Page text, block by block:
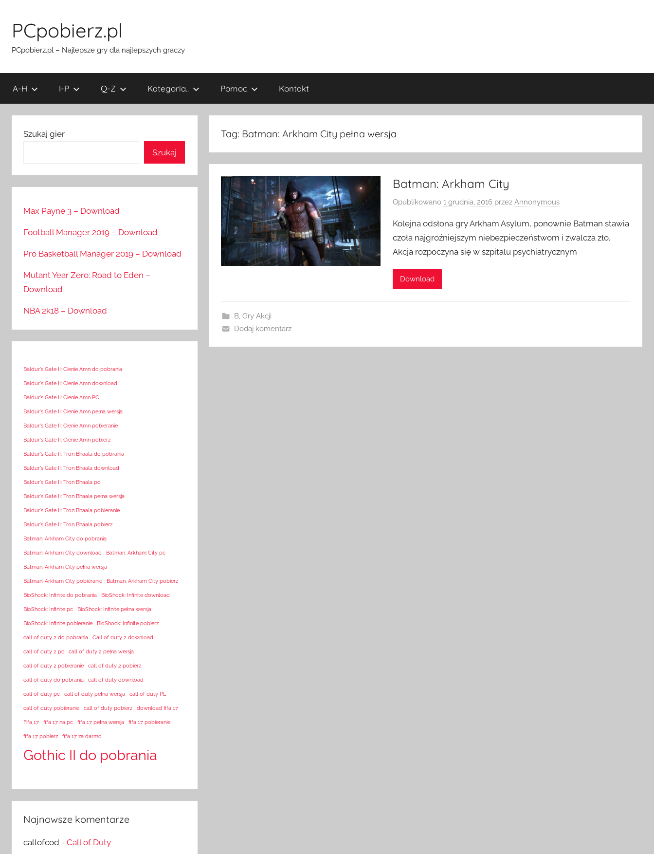
treściPCpobierz.pl
PCpobierz.pl – Najlepsze gry dla najlepszych graczy
A-H I-P Q-Z Kategoria.. Pomoc Kontakt
Tag: Batman: Arkham City pełna wersja
Batman: Arkham City
Opublikowano1 grudnia, 2016 przezAnnonymous
Kolejna odsłona gry Arkham Asylum, ponownie Batman stawia
czoła najgroźniejszym niebezpieczeństwom i zwalcza zło.
Akcja rozpoczyna się w szpitalu psychiatrycznym
Download
B,Gry Akcji
Dodaj komentarz
Szukaj gier
Szukaj
Max Payne 3 – Download
Football Manager 2019 – Download
Pro Basketball Manager 2019 – Download
Mutant Year Zero: Road to Eden –
Download
NBA 2k18 – Download
Baldur's Gate II: Cienie Amn do pobrania
Baldur's Gate II: Cienie Amn download
Baldur's Gate II: Cienie Amn PC
Baldur's Gate II: Cienie Amn pełna wersja
Baldur's Gate II: Cienie Amn pobieranie
Baldur's Gate II: Cienie Amn pobierz
Baldur's Gate II: Tron Bhaala do pobrania
Baldur's Gate II: Tron Bhaala download
Baldur's Gate II: Tron Bhaala pc
Baldur's Gate II: Tron Bhaala pełna wersja
Baldur's Gate II: Tron Bhaala pobieranie
Baldur's Gate II: Tron Bhaala pobierz
Batman: Arkham City do pobrania
Batman: Arkham City download Batman: Arkham City pc
Batman: Arkham City pełna wersja
Batman: Arkham City pobieranie Batman: Arkham City pobierz
BioShock: Infinite do pobrania BioShock: Infinite download
BioShock: Infinite pc BioShock: Infinite pełna wersja
BioShock: Infinite pobieranie BioShock: Infinite pobierz
call of duty 2 do pobrania Call of duty 2 download
call of duty 2 pc call of duty 2 pełna wersja
call of duty 2 pobieranie call of duty 2 pobierz
call of duty do pobrania call of duty download
call of duty pc call of duty pełna wersja call of duty PL
call of duty pobieranie call of duty pobierz download fifa 17
Fifa 17 fifa 17 na pc fifa 17 pełna wersja fifa 17 pobieranie
fifa 17 pobierz fifa 17 za darmo
Gothic II do pobrania
Najnowsze komentarze
callofcod - Call of Duty